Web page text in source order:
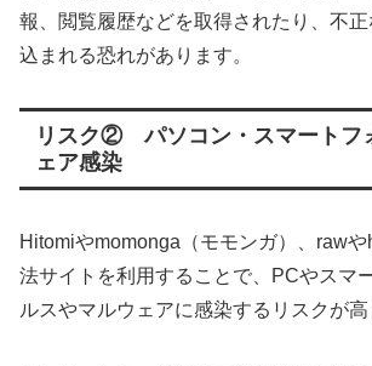
報、閲覧履歴などを取得されたり、不
込まれる恐れがあります。
リスク② パソコン・スマートフ
ェア感染
Hitomiやmomonga（モモンガ）、raw
法サイトを利用することで、PCやスマ
ルスやマルウェアに感染するリスクが高